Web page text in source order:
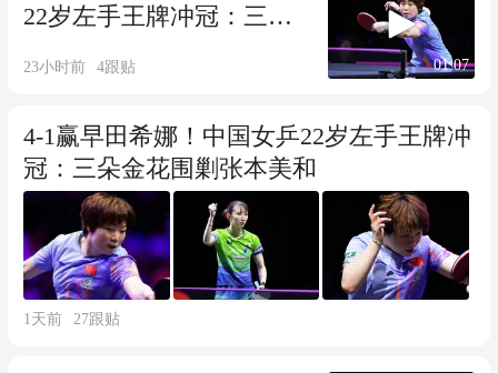
22岁左手王牌冲冠：三朵
23小时前 4跟贴 01:07
4-1赢早田希娜！中国女乒22岁左手王牌冲
冠：三朵金花围剿张本美和
1天前 27跟贴